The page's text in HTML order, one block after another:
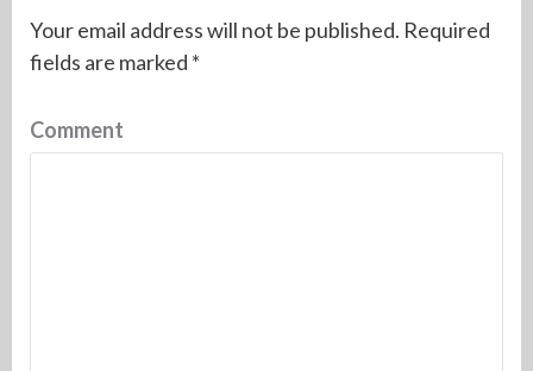
Your email address will not be published. Required
fields are marked *
Comment